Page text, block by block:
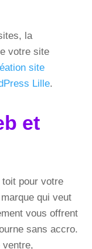
la
votre site
site
Lille.
et
toit pour votre
qui veut
vous offrent
sans accro.
ventre,